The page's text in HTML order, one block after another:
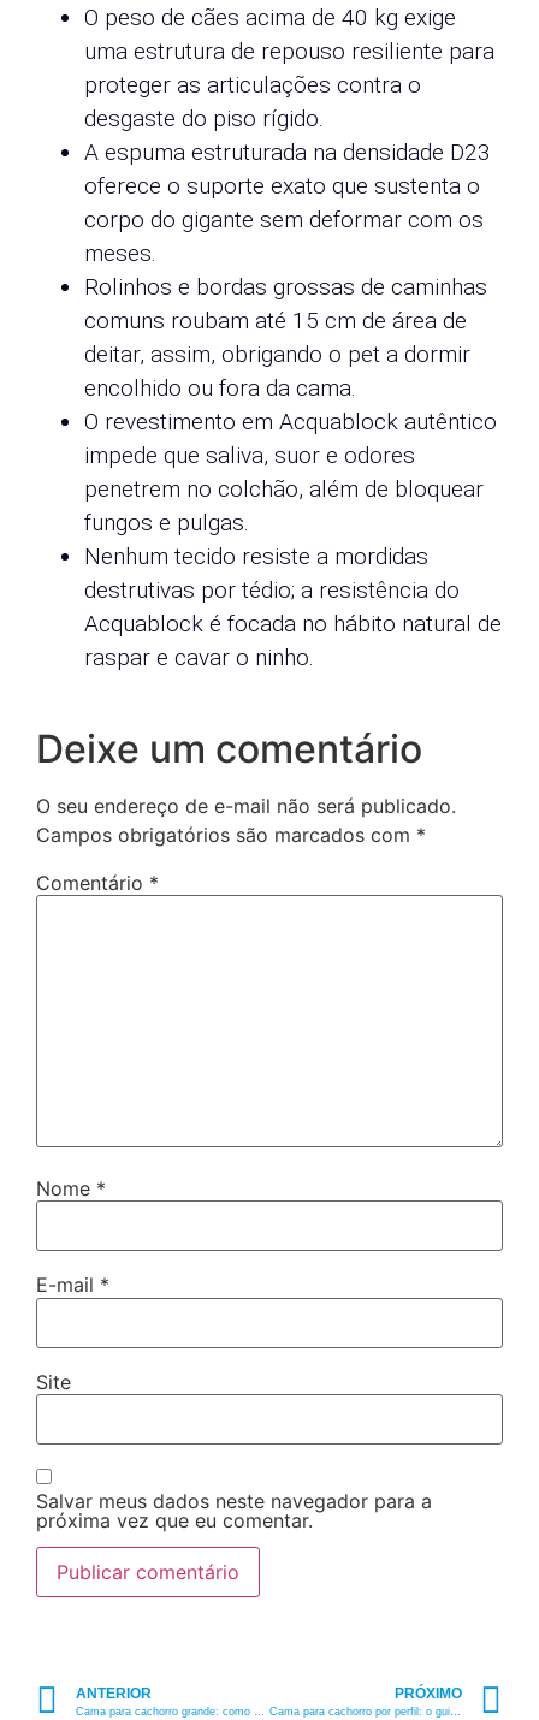
O peso de cães acima de 40 kg exige
uma estrutura de repouso resiliente para
proteger as articulações contra o
desgaste do piso rígido.
A espuma estruturada na densidade D23
oferece o suporte exato que sustenta o
corpo do gigante sem deformar com os
meses.
Rolinhos e bordas grossas de caminhas
comuns roubam até 15 cm de área de
deitar, assim, obrigando o pet a dormir
encolhido ou fora da cama.
O revestimento em Acquablock autêntico
impede que saliva, suor e odores
penetrem no colchão, além de bloquear
fungos e pulgas.
Nenhum tecido resiste a mordidas
destrutivas por tédio; a resistência do
Acquablock é focada no hábito natural de
raspar e cavar o ninho.
Deixe um comentário
O seu endereço de e-mail não será publicado.
Campos obrigatórios são marcados com *
Comentário *
Nome *
E-mail *
Site
Salvar meus dados neste navegador para a
próxima vez que eu comentar.
ANTERIOR
Cama para cachorro grande: como escolher com segurança?
PRÓXIMO
Cama para cachorro por perfil: o guia definitivo por idade e comportamento